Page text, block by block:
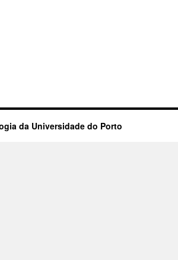
da Universidade do Porto